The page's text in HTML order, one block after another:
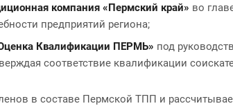
компания «Пермский край» во
предприятий региона;
Квалификации ПЕРМЬ» под
соответствие квалификации
в составе Пермской ТПП и